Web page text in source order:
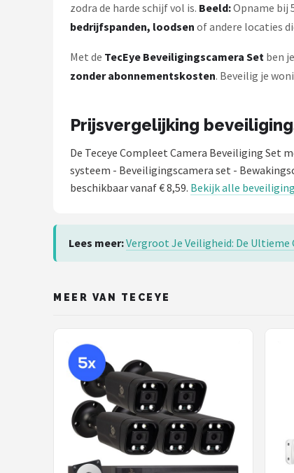
zodra de harde schijf vol is. Beeld:Opname bij
bedrijfspanden, loodsen of andere locaties
Met de TecEye Beveiligingscamera Set ben
zonder abonnementskosten. Beveilig je
Prijsvergelijking
De Teceye Compleet Camera Beveiliging Set
systeem - Beveiligingscamera set -
beschikbaar vanaf € 8,59. Bekijk alle
Lees meer:Vergroot Je Veiligheid: De
MEER VAN TECEYE